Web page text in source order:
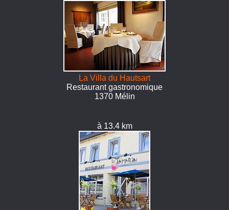
La Villa du Hautsart
Restaurant gastronomique
1370 Mélin
à 13.4 km